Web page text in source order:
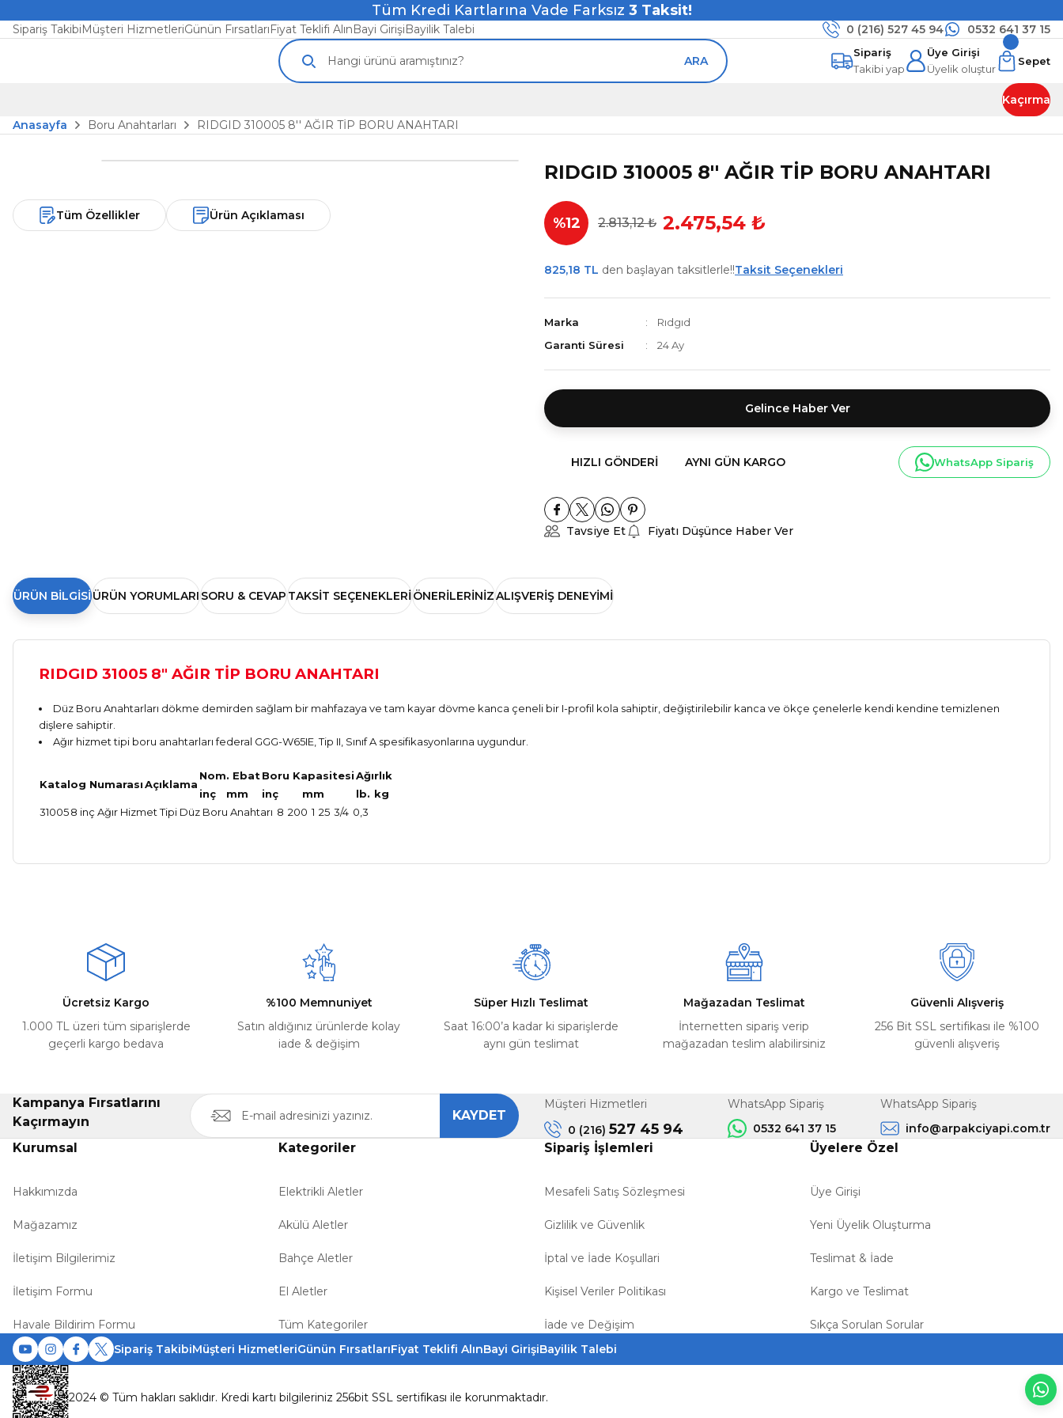
Tüm Kredi Kartlarına Vade Farksız 3 Taksit!
Sipariş TakibiMüşteri HizmetleriGünün FırsatlarıFiyat Teklifi AlınBayi GirişiBayilik Talebi 0 (216) 527 45 94 0532 641 37 15
ARA
Sipariş
Takibi yap
Üye Girişi
Üyelik oluştur
Sepet
Kaçırma
Anasayfa
Boru Anahtarları RIDGID 310005 8'' AĞIR TİP BORU ANAHTARI
Tüm Özellikler Ürün Açıklaması
RIDGID 310005 8'' AĞIR TİP BORU ANAHTARI
%12 2.813,12 ₺ 2.475,54 ₺
825,18 TL den başlayan taksitlerle!!Taksit Seçenekleri
Marka
Rıdgıd
Garanti Süresi
24 Ay
Gelince Haber Ver
HIZLI GÖNDERI AYNI GÜN KARGO WhatsApp Sipariş
Tavsiye Et Fiyatı Düşünce Haber Ver
ÜRÜN BILGISI ÜRÜN YORUMLARISORU & CEVAPTAKSIT SEÇENEKLERIÖNERILERINIZALIŞVERIŞ DENEYIMI
RIDGID 31005 8" AĞIR TİP BORU ANAHTARI
Düz Boru Anahtarları dökme demirden sağlam bir mahfazaya ve tam kayar dövme kanca çeneli bir I-profil kola sahiptir, değiştirilebilir kanca ve ökçe çenelerle kendi kendine temizlenen
dişlere sahiptir.
Ağır hizmet tipi boru anahtarları federal GGG-W65IE, Tip II, Sınıf A spesifikasyonlarına uygundur.
Katalog NumarasıAçıklama
Nom. EbatBoru KapasitesiAğırlık
inç
mm inç mm lb. kg
310058 inç Ağır Hizmet Tipi Düz Boru Anahtarı 8 200 1 25 3/4 0,3
Ürün açıklamasında eksik bilgiler bulunuyor.
Ürün bilgilerinde hatalar bulunuyor.
Gönder
Ücretsiz Kargo
1.000 TL üzeri tüm siparişlerde
geçerli kargo bedava
%100 Memnuniyet
Satın aldığınız ürünlerde kolay
iade & değişim
Süper Hızlı Teslimat
Saat 16:00’a kadar ki siparişlerde
aynı gün teslimat
Mağazadan Teslimat
İnternetten sipariş verip
mağazadan teslim alabilirsiniz
Güvenli Alışveriş
256 Bit SSL sertifikası ile %100
güvenli alışveriş
Kampanya Fırsatlarını
Kaçırmayın
KAYDET
Müşteri Hizmetleri
0 (216) 527 45 94
WhatsApp Sipariş
0532 641 37 15
WhatsApp Sipariş
info@arpakciyapi.com.tr
Kurumsal
Hakkımızda
Mağazamız
İletişim Bilgilerimiz
İletişim Formu
Havale Bildirim Formu
Kategoriler
Elektrikli Aletler
Akülü Aletler
Bahçe Aletler
El Aletler
Tüm Kategoriler
Sipariş İşlemleri
Mesafeli Satış Sözleşmesi
Gizlilik ve Güvenlik
İptal ve İade Koşullari
Kişisel Veriler Politikası
İade ve Değişim
Üyelere Özel
Üye Girişi
Yeni Üyelik Oluşturma
Teslimat & İade
Kargo ve Teslimat
Sıkça Sorulan Sorular
Sipariş TakibiMüşteri HizmetleriGünün FırsatlarıFiyat Teklifi AlınBayi GirişiBayilik Talebi
2024 © Tüm hakları saklıdır. Kredi kartı bilgileriniz 256bit SSL sertifikası ile korunmaktadır.